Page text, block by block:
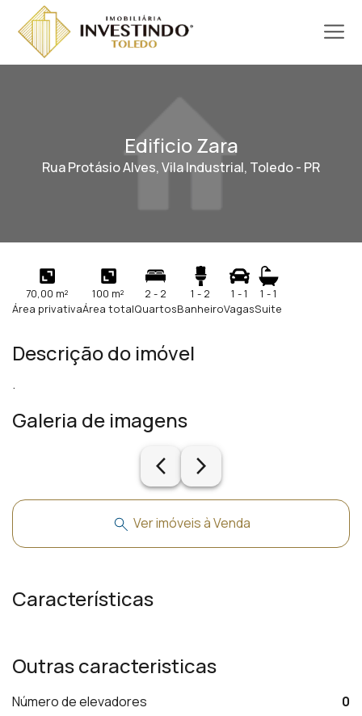
Edificio Zara
Rua Protásio Alves, Vila Industrial, Toledo - PR
70,00 m²
Área privativa
100 m²
Área total
2 - 2
Quartos
1 - 2
Banheiro
1 - 1
Vagas
1 - 1
Suite
Descrição do imóvel
.
Galeria de imagens
arrow_back_ios_new arrow_forward_ios
Ver imóveis à Venda
Características
Outras caracteristicas
Número de elevadores
0